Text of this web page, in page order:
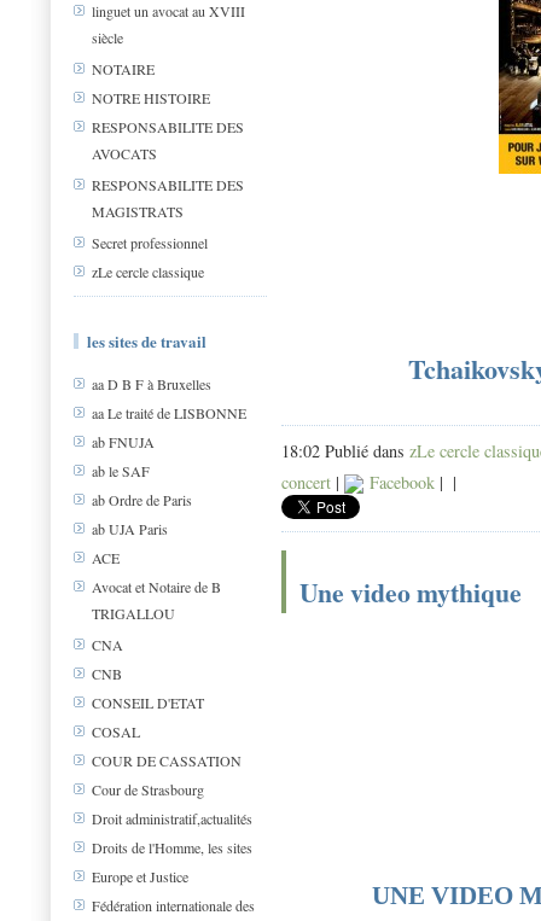
linguet un avocat au XVIII
siècle
NOTAIRE
NOTRE HISTOIRE
RESPONSABILITE DES
AVOCATS
RESPONSABILITE DES
MAGISTRATS
Secret professionnel
zLe cercle classique
les sites de travail
aa D B F à Bruxelles
aa Le traité de LISBONNE
ab FNUJA
ab le SAF
ab Ordre de Paris
ab UJA Paris
ACE
Avocat et Notaire de B
TRIGALLOU
CNA
CNB
CONSEIL D'ETAT
COSAL
COUR DE CASSATION
Cour de Strasbourg
Droit administratif,actualités
Droits de l'Homme, les sites
Europe et Justice
Fédération internationale des
18:02 Publié dans zLe cercle
concert | Facebook | |
Une video mythique
UNE VIDEO